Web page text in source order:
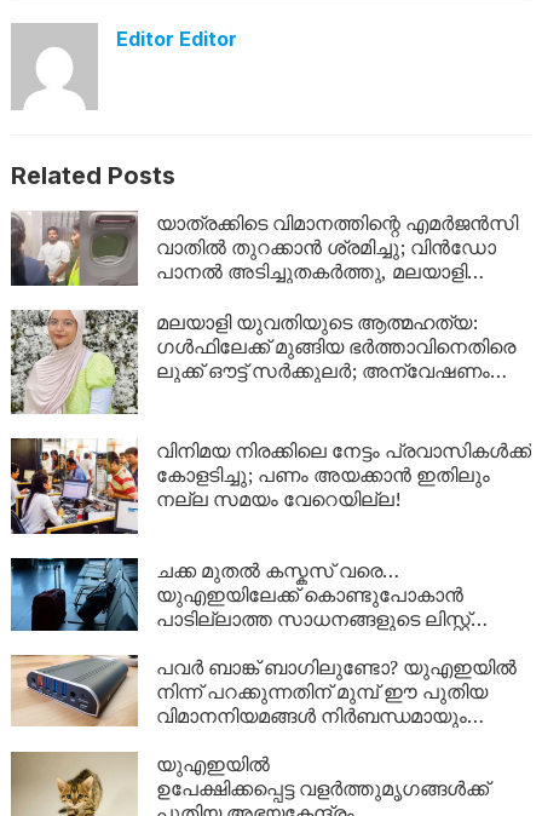
Editor Editor
Related Posts
യാത്രക്കിടെ വിമാനത്തിന്റെ എമർജൻസി
വാതിൽ തുറക്കാൻ ശ്രമിച്ചു; വിൻഡോ
പാനൽ അടിച്ചുതകർത്തു, മലയാളി
മലയാളി യുവതിയുടെ ആത്മഹത്യ:
ഗൾഫിലേക്ക് മുങ്ങിയ ഭർത്താവിനെതിരെ
ലുക്ക് ഔട്ട് സർക്കുലർ; അന്വേഷണം
വിനിമയ നിരക്കിലെ നേട്ടം പ്രവാസികൾക്ക്
കോളടിച്ചു; പണം അയക്കാൻ ഇതിലും
നല്ല സമയം വേറെയില്ല!
ചക്ക മുതൽ കസ്കസ് വരെ…
യുഎഇയിലേക്ക് കൊണ്ടുപോകാൻ
പാടില്ലാത്ത സാധനങ്ങളുടെ ലിസ്റ്റ്
പവർ ബാങ്ക് ബാഗിലുണ്ടോ? യുഎഇയിൽ
നിന്ന് പറക്കുന്നതിന് മുമ്പ് ഈ പുതിയ
വിമാനനിയമങ്ങൾ നിർബന്ധമായും
യുഎഇയിൽ
ഉപേക്ഷിക്കപ്പെട്ട വളർത്തുമൃഗങ്ങൾക്ക്